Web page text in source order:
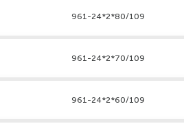
961-24*2*80/109
961-24*2*70/109
961-24*2*60/109